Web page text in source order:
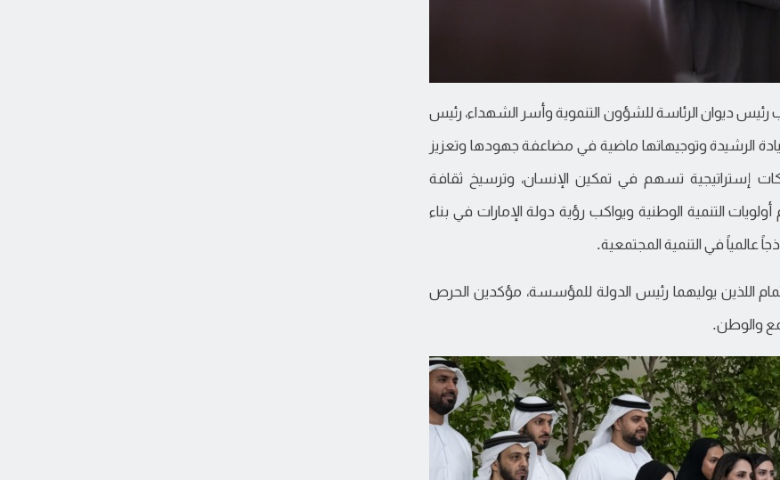
رئيس ديوان الرئاسة للشؤون التنموية وأسر الشهداء، رئيس
الرشيدة وتوجيهاتها ماضية في مضاعفة جهودها وتعزيز
إستراتيجية تسهم في تمكين الإنسان، وترسيخ ثقافة
التنمية الوطنية ويواكب رؤية دولة الإمارات في بناء
عالمياً في التنمية المجتمعية.
اللذين يوليهما رئيس الدولة للمؤسسة، مؤكدين الحرص
والوطن.